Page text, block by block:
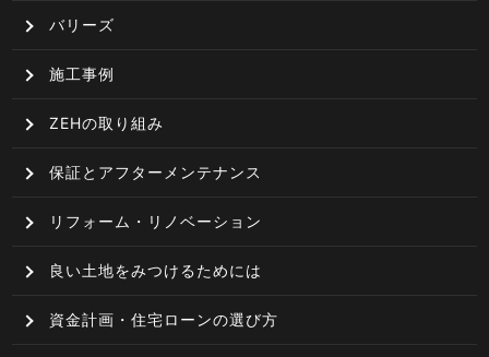
バリーズ
施工事例
ZEHの取り組み
保証とアフターメンテナンス
リフォーム・リノベーション
良い土地をみつけるためには
資金計画・住宅ローンの選び方